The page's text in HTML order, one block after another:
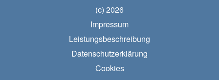
(c) 2026
Impressum
Leistungsbeschreibung
Datenschutzerklärung
Cookies